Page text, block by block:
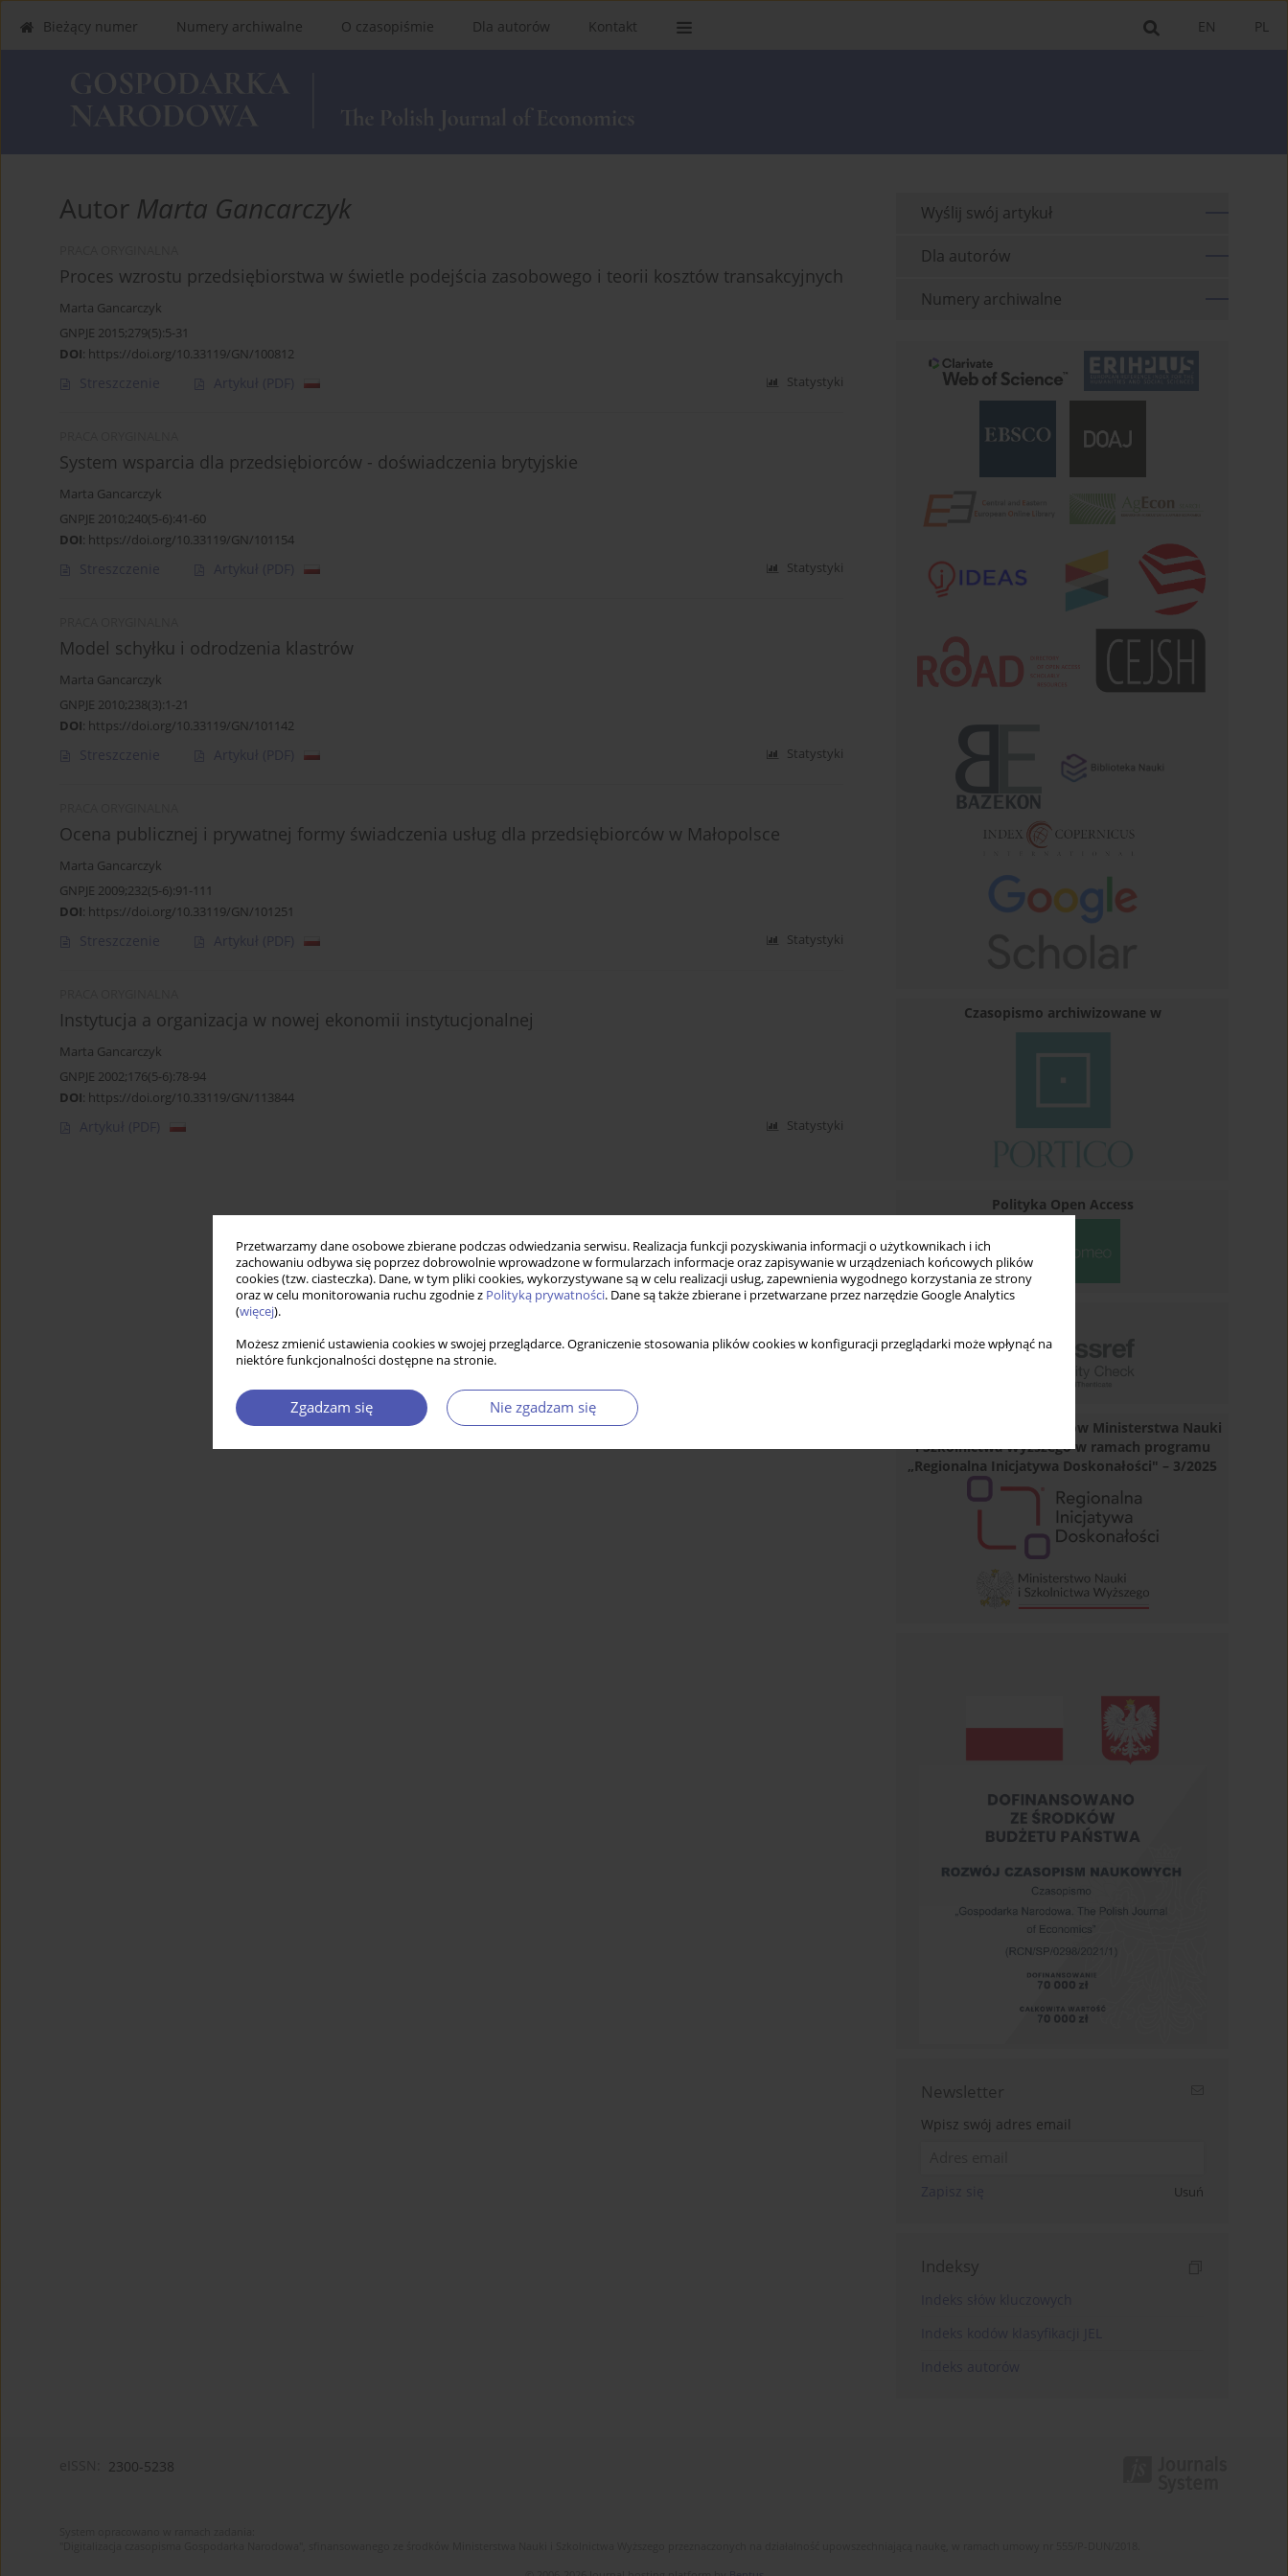
Przetwarzamy dane osobowe zbierane podczas odwiedzania serwisu. Realizacja funkcji pozyskiwania informacji o użytkownikach i ich
zachowaniu odbywa się poprzez dobrowolnie wprowadzone w formularzach informacje oraz zapisywanie w urządzeniach końcowych plików
cookies (tzw. ciasteczka). Dane, w tym pliki cookies, wykorzystywane są w celu realizacji usług, zapewnienia wygodnego korzystania ze strony
oraz w celu monitorowania ruchu zgodnie z Polityką prywatności. Dane są także zbierane i przetwarzane przez narzędzie Google Analytics
(więcej).
Możesz zmienić ustawienia cookies w swojej przeglądarce. Ograniczenie stosowania plików cookies w konfiguracji przeglądarki może wpłynąć na
niektóre funkcjonalności dostępne na stronie.
Zgadzam się Nie zgadzam się
PL
EN
Bieżący numer Numery archiwalne O czasopiśmie Dla autorów Kontakt
Autor Marta Gancarczyk
Proces wzrostu przedsiębiorstwa w świetle podejścia zasobowego i teorii kosztów transakcyjnych
Marta Gancarczyk
GNPJE 2015;279(5):5-31
DOI: https://doi.org/10.33119/GN/100812
Streszczenie Artykuł (PDF) Statystyki
System wsparcia dla przedsiębiorców - doświadczenia brytyjskie
Marta Gancarczyk
GNPJE 2010;240(5-6):41-60
DOI: https://doi.org/10.33119/GN/101154
Streszczenie Artykuł (PDF) Statystyki
Model schyłku i odrodzenia klastrów
Marta Gancarczyk
GNPJE 2010;238(3):1-21
DOI: https://doi.org/10.33119/GN/101142
Streszczenie Artykuł (PDF) Statystyki
Ocena publicznej i prywatnej formy świadczenia usług dla przedsiębiorców w Małopolsce
Marta Gancarczyk
GNPJE 2009;232(5-6):91-111
DOI: https://doi.org/10.33119/GN/101251
Streszczenie Artykuł (PDF) Statystyki
Instytucja a organizacja w nowej ekonomii instytucjonalnej
Marta Gancarczyk
GNPJE 2002;176(5-6):78-94
DOI: https://doi.org/10.33119/GN/113844
Artykuł (PDF) Statystyki
Wyślij swój artykuł
Dla autorów
Numery archiwalne
Czasopismo archiwizowane w
Polityka Open Access
Dofinansowano ze środków Ministerstwa Nauki
i Szkolnictwa Wyższego w ramach programu
„Regionalna Inicjatywa Doskonałości" – 3/2025
Newsletter
Wpisz swój adres email
Usuń
Indeksy
2300-5238